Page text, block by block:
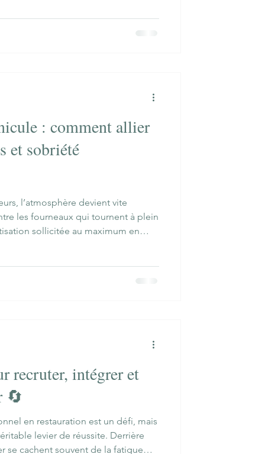
: comment allier
et sobriété
l’atmosphère devient vite
les fourneaux qui tournent à plein
sollicitée au maximum en
recruter, intégrer et
🔄
en restauration est un défi, mais
levier de réussite. Derrière
se cachent souvent de la fatigue